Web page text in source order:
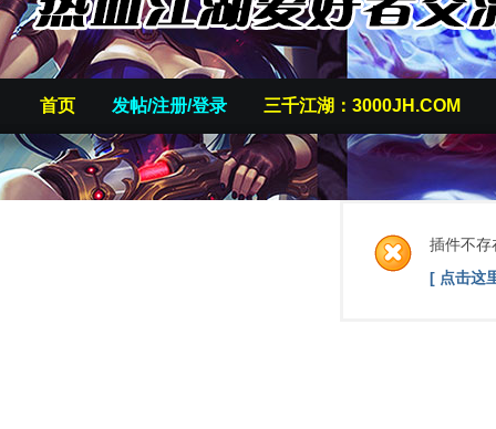
首页 发帖/注册/登录 三千江湖：3000JH.COM
插件不存
[ 点击这